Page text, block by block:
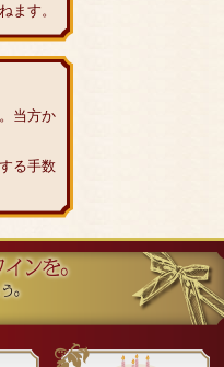
ます。
当方か
る手数